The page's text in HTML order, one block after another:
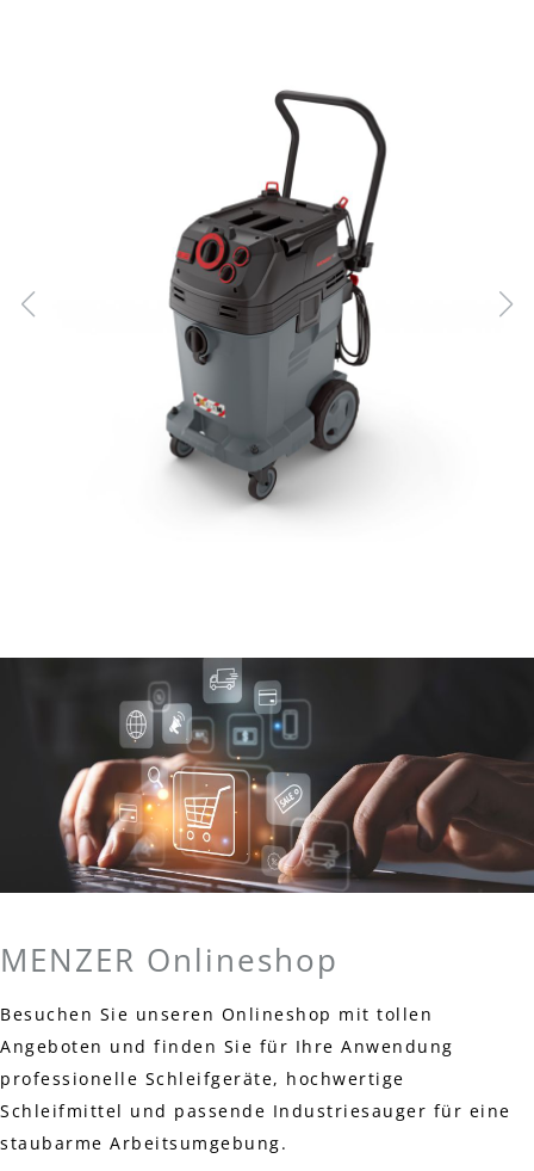
MENZER Onlineshop
Besuchen Sie unseren Onlineshop mit tollen
Angeboten und finden Sie für Ihre Anwendung
professionelle Schleifgeräte, hochwertige
Schleifmittel und passende Industriesauger für eine
staubarme Arbeitsumgebung.